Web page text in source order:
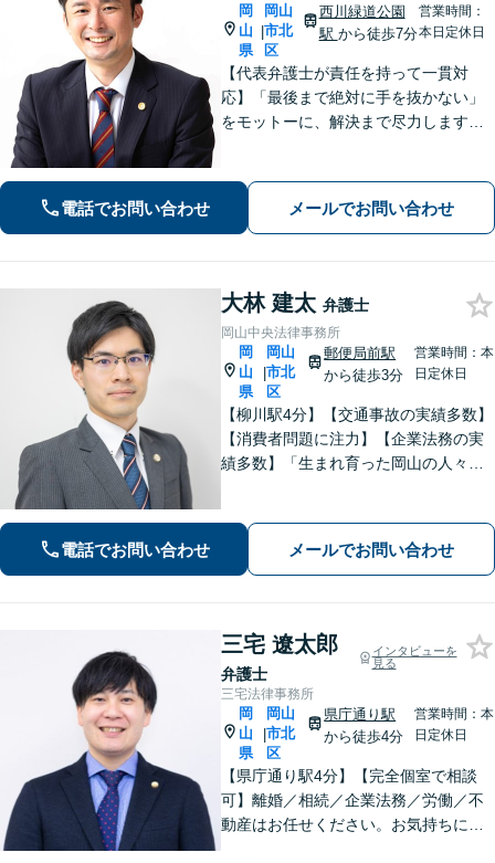
岡
山
県
|
岡山
市北
区
西川緑道公園
駅 から徒歩7分
営業時間：
本日定休日
【代表弁護士が責任を持って一貫対
応】「最後まで絶対に手を抜かない」
をモットーに、解決まで尽力します
男女問題】講演・勉強会の講師実績あ
り【相続・遺言】士業からの相談実績
電話でお問い合わせ メールでお問い合わせ
大林 建太 弁護士
岡山中央法律事務所
岡
山
県
|
岡山
市北
区
郵便局前駅
から徒歩3分
営業時間：本
日定休日
【柳川駅4分】【交通事故の実績多数】
【消費者問題に注力】【企業法務の実
績多数】「生まれ育った岡山の人々の
実かつ確実な対応に努めてまいりま
す。お気軽にご相談ください。
電話でお問い合わせ メールでお問い合わせ
三宅 遼太郎
弁護士
インタビューを
見る
三宅法律事務所
岡
山
県
|
岡山
市北
区
県庁通り駅
から徒歩4分
営業時間：本
日定休日
【県庁通り駅4分】【完全個室で相談
可】離婚／相続／企業法務／労働／不
動産はお任せください。お気持ちに寄